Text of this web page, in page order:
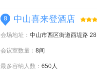
8 中山喜来登酒店
会场地址： 中山市西区街道西堤路
会议室数量： 8间
最多容纳人数： 650人